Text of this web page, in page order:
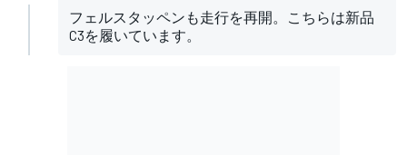
フェルスタッペンも走行を再開。こちらは新品
C3を履いています。